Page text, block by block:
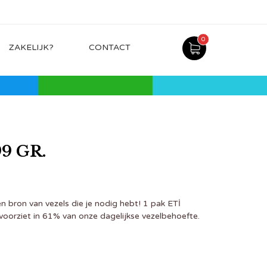
ZAKELIJK? CONTACT
0
GR.
bron van vezels die je nodig hebt! 1 pak ETİ
in 61% van onze dagelijkse vezelbehoefte.